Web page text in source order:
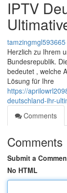
IPTV
tamzingmgl593665
Herzlich zu Ihrem
Bundesrepublik.
bedeutet , welche
Lösung für Ihre
https://
deutschland-ihr-
Comments
Comments
Submit a
No HTML